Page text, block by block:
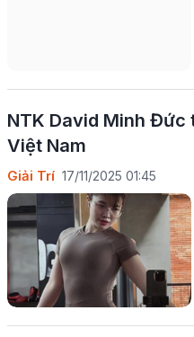
NTK David Minh Đức
Việt Nam
Giải Trí 17/11/2025 01:45